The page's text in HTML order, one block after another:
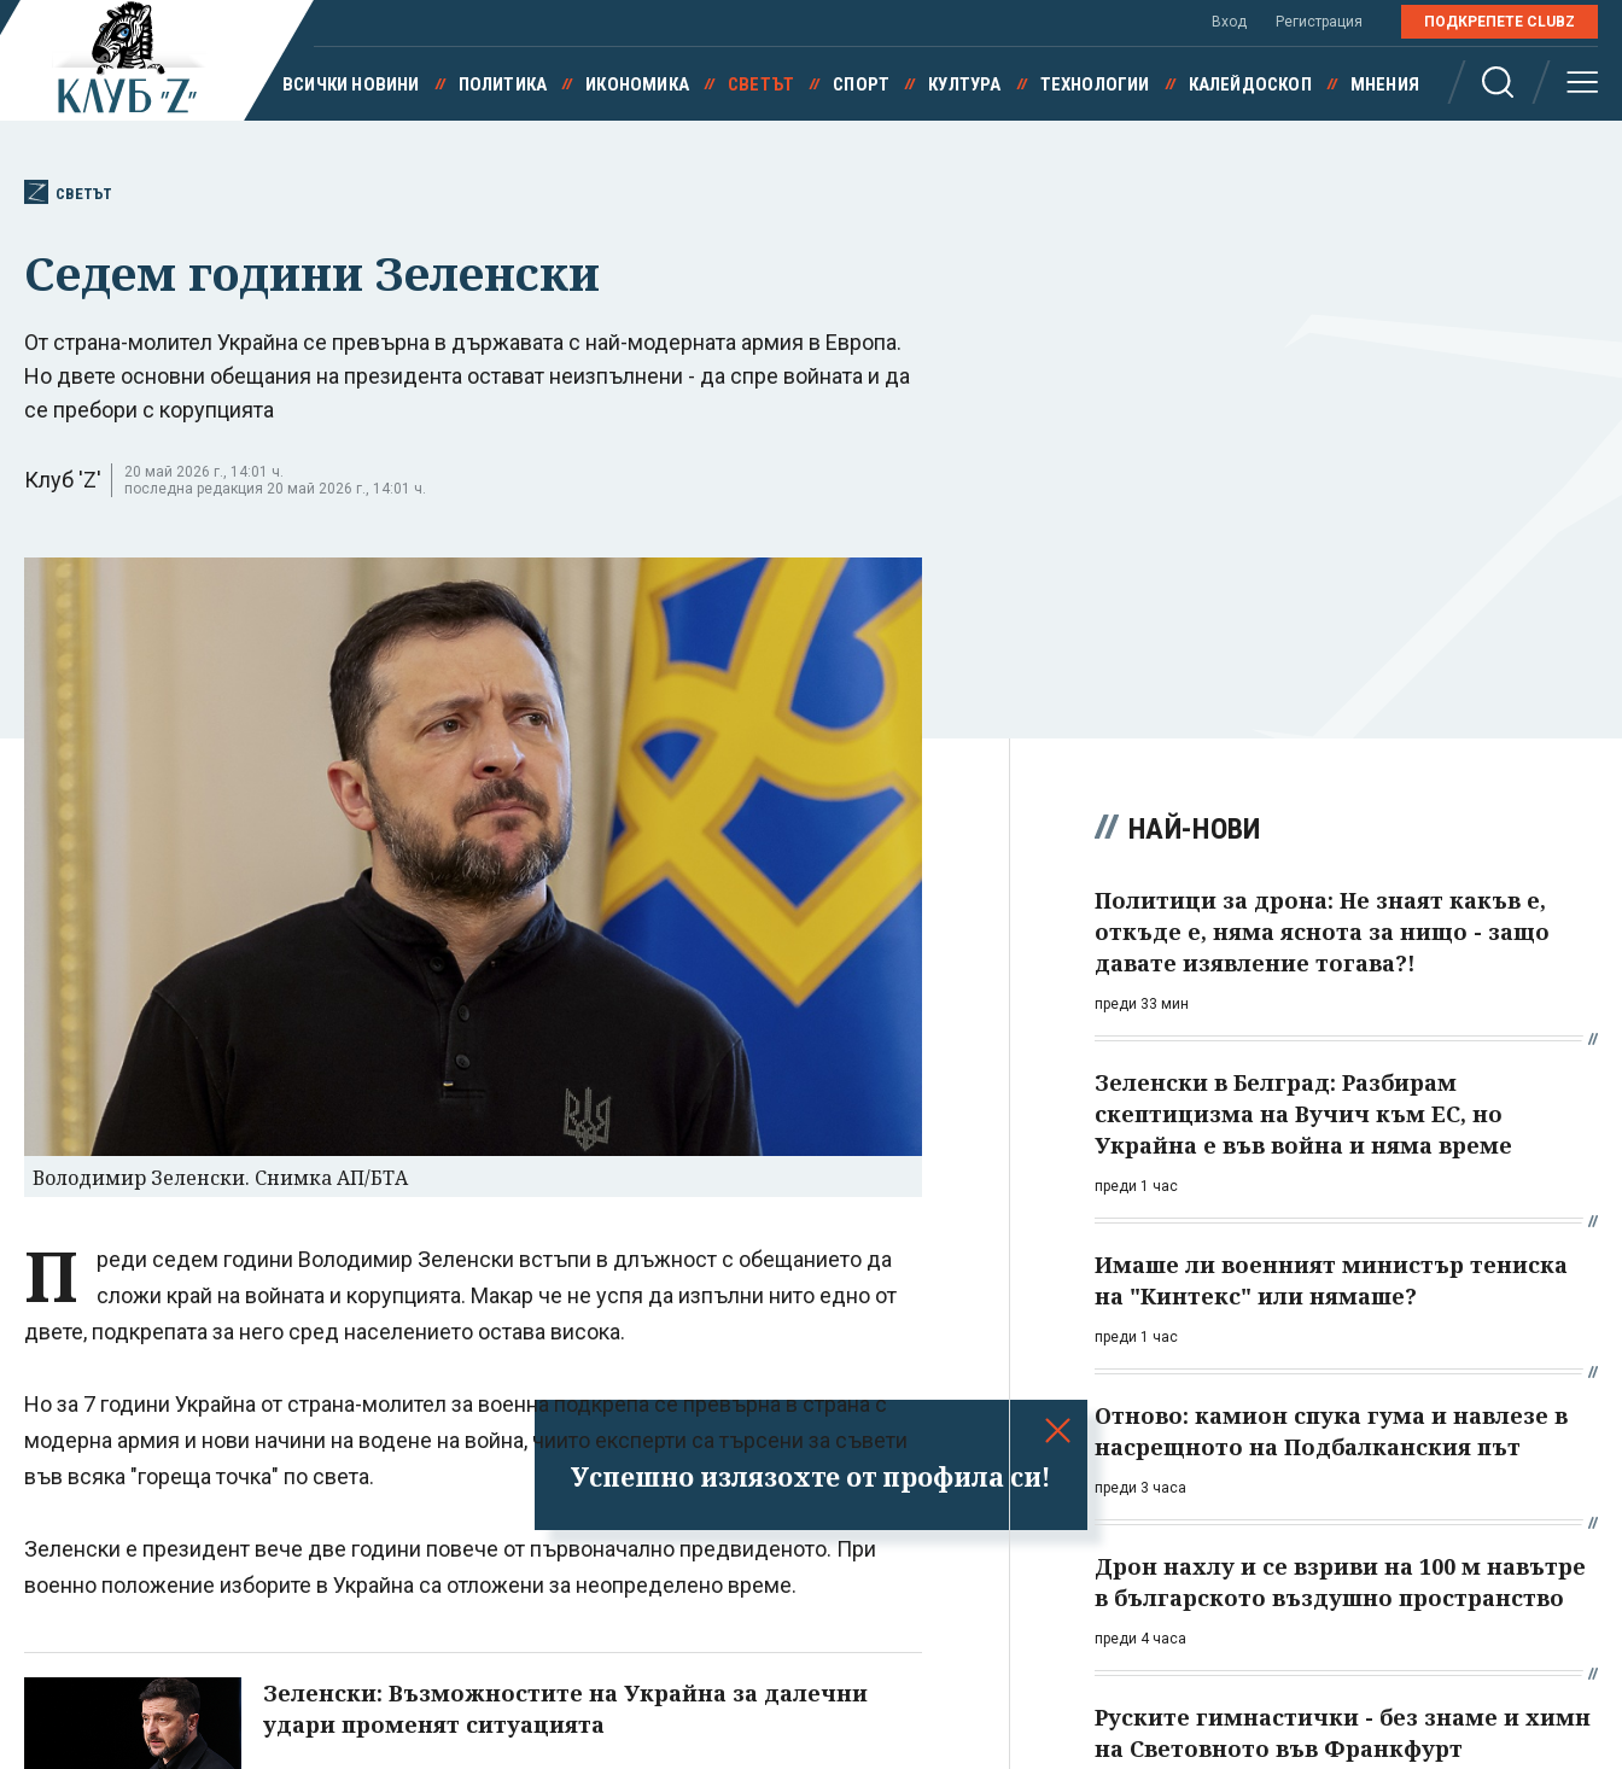
Успешно излязохте от профила си!
Вход Регистрация ПОДКРЕПЕТЕ CLUBZ
ВСИЧКИ НОВИНИ ПОЛИТИКА ИКОНОМИКА СВЕТЪТ СПОРТ КУЛТУРА ТЕХНОЛОГИИ КАЛЕЙДОСКОП МНЕНИЯ
СВЕТЪТ
Седем години Зеленски
От страна-молител Украйна се превърна в държавата с най-модерната армия в Европа.
Но двете основни обещания на президента остават неизпълнени - да спре войната и да
се пребори с корупцията
Клуб 'Z'
20 май 2026 г., 14:01 ч.
последна редакция 20 май 2026 г., 14:01 ч.
Володимир Зеленски. Снимка АП/БТА
П
реди седем години Володимир Зеленски встъпи в длъжност с обещанието да
сложи край на войната и корупцията. Макар че не успя да изпълни нито едно от
двете, подкрепата за него сред населението остава висока.
Но за 7 години Украйна от страна-молител за военна подкрепа се превърна в страна с
модерна армия и нови начини на водене на война, чиито експерти са търсени за съвети
във всяка "гореща точка" по света.
Зеленски е президент вече две години повече от първоначално предвиденото. При
военно положение изборите в Украйна са отложени за неопределено време.
Зеленски: Възможностите на Украйна за далечни
удари променят ситуацията
НАЙ-НОВИ
Политици за дрона: Не знаят какъв е,
откъде е, няма яснота за нищо - защо
давате изявление тогава?!
преди 33 мин
Зеленски в Белград: Разбирам
скептицизма на Вучич към ЕС, но
Украйна е във война и няма време
преди 1 час
Имаше ли военният министър тениска
на "Кинтекс" или нямаше?
преди 1 час
Отново: камион спука гума и навлезе в
насрещното на Подбалканския път
преди 3 часа
Дрон нахлу и се взриви на 100 м навътре
в българското въздушно пространство
преди 4 часа
Руските гимнастички - без знаме и химн
на Световното във Франкфурт